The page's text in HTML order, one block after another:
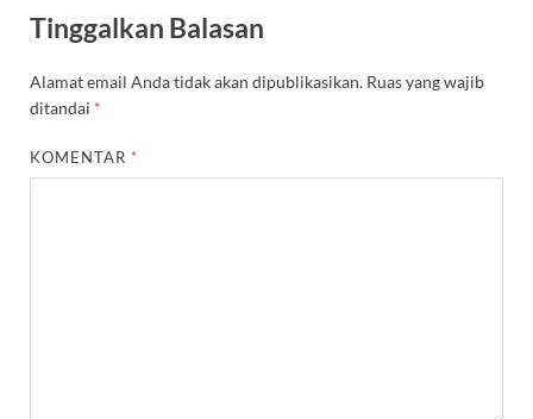
Tinggalkan Balasan
Alamat email Anda tidak akan dipublikasikan. Ruas yang wajib
ditandai *
KOMENTAR *